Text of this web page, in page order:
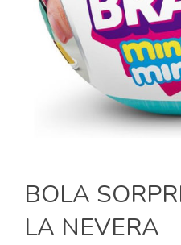
BOLA
LA NEVERA